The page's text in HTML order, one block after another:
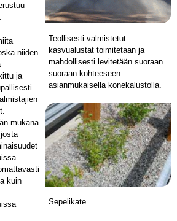
niiden
ja
mukana
kuin
Teollisesti valmistetut
kasvualustat toimitetaan ja
mahdollisesti levitetään suoraan
suoraan kohteeseen
asianmukaisella konekalustolla.
Sepelikate